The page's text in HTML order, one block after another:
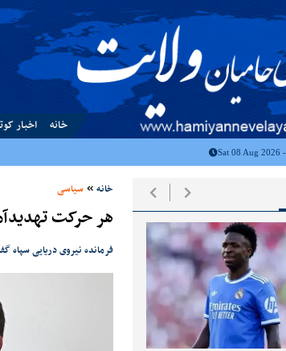
خانه اخبار
خانه سیاسی
هر حرکت
فرمانده نیروی دریایی سپاه